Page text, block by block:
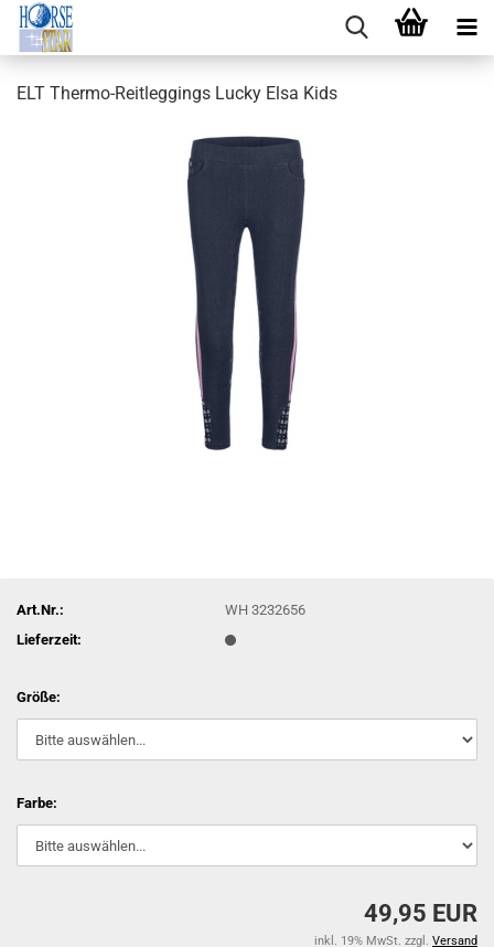
ELT Thermo-Reitleggings Lucky Elsa Kids
Art.Nr.:
WH 3232656
Lieferzeit:
Größe:
Farbe:
49,95 EUR
inkl. 19% MwSt. zzgl. Versand